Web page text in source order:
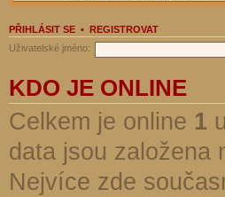
PŘIHLÁSIT SE • REGISTROVAT
Uživatelské jméno:
KDO JE ONLINE
Celkem je online 1
data jsou založena
Nejvíce zde